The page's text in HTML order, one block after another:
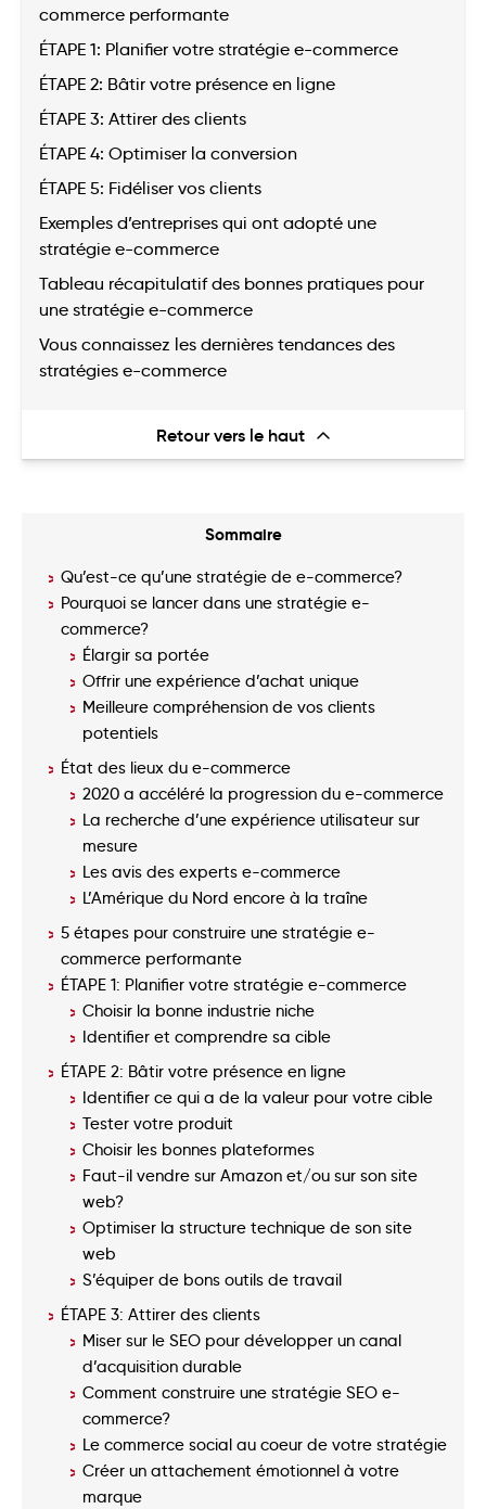
commerce performante
ÉTAPE 1: Planifier votre stratégie e-commerce
ÉTAPE 2: Bâtir votre présence en ligne
ÉTAPE 3: Attirer des clients
ÉTAPE 4: Optimiser la conversion
ÉTAPE 5: Fidéliser vos clients
Exemples d’entreprises qui ont adopté une
stratégie e-commerce
Tableau récapitulatif des bonnes pratiques pour
une stratégie e-commerce
Vous connaissez les dernières tendances des
stratégies e-commerce
Retour vers le haut
Sommaire
Qu’est-ce qu’une stratégie de e-commerce?
Pourquoi se lancer dans une stratégie e-
commerce?
Élargir sa portée
Offrir une expérience d’achat unique
Meilleure compréhension de vos clients
potentiels
État des lieux du e-commerce
2020 a accéléré la progression du e-commerce
La recherche d’une expérience utilisateur sur
mesure
Les avis des experts e-commerce
L’Amérique du Nord encore à la traîne
5 étapes pour construire une stratégie e-
commerce performante
ÉTAPE 1: Planifier votre stratégie e-commerce
Choisir la bonne industrie niche
Identifier et comprendre sa cible
ÉTAPE 2: Bâtir votre présence en ligne
Identifier ce qui a de la valeur pour votre cible
Tester votre produit
Choisir les bonnes plateformes
Faut-il vendre sur Amazon et/ou sur son site
web?
Optimiser la structure technique de son site
web
S’équiper de bons outils de travail
ÉTAPE 3: Attirer des clients
Miser sur le SEO pour développer un canal
d’acquisition durable
Comment construire une stratégie SEO e-
commerce?
Le commerce social au coeur de votre stratégie
Créer un attachement émotionnel à votre
marque